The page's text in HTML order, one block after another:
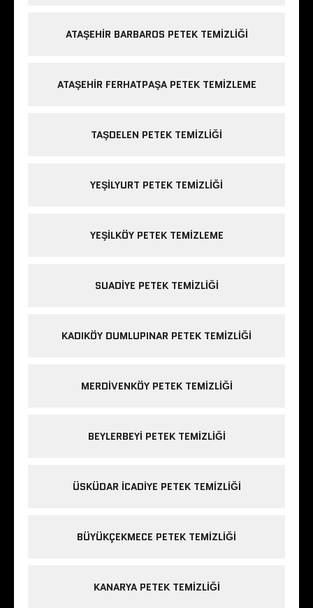
ATAŞEHIR BARBAROS PETEK TEMIZLIĞI
ATAŞEHIR FERHATPAŞA PETEK TEMIZLEME
TAŞDELEN PETEK TEMIZLIĞI
YEŞILYURT PETEK TEMIZLIĞI
YEŞILKÖY PETEK TEMIZLEME
SUADIYE PETEK TEMIZLIĞI
KADIKÖY DUMLUPINAR PETEK TEMIZLIĞI
MERDIVENKÖY PETEK TEMIZLIĞI
BEYLERBEYI PETEK TEMIZLIĞI
ÜSKÜDAR ICADIYE PETEK TEMIZLIĞI
BÜYÜKÇEKMECE PETEK TEMIZLIĞI
KANARYA PETEK TEMIZLIĞI